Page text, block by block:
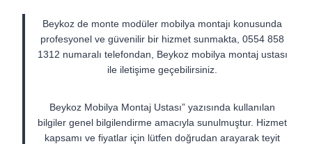
Beykoz de monte modüler mobilya montajı konusunda
profesyonel ve güvenilir bir hizmet sunmakta, 0554 858
1312 numaralı telefondan, Beykoz mobilya montaj ustası
ile iletişime geçebilirsiniz.
Beykoz Mobilya Montaj Ustası” yazısında kullanılan
bilgiler genel bilgilendirme amacıyla sunulmuştur. Hizmet
kapsamı ve fiyatlar için lütfen doğrudan arayarak teyit